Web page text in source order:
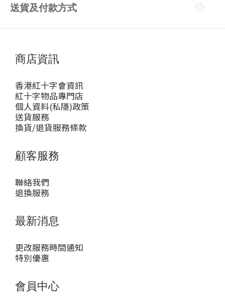
送貨及付款方式
商店資訊
香港紅十字會資訊
紅十字物品專門店
個人資料(私隱)政策
送貨服務
換貨/退貨服務條款
顧客服務
聯絡我們
退換服務
最新消息
更改服務時間通知
特別優惠
會員中心